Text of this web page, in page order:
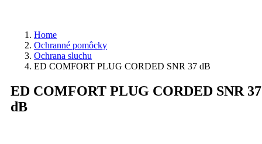
Home
Ochranné pomôcky
Ochrana sluchu
ED COMFORT PLUG CORDED SNR 37 dB
ED COMFORT PLUG CORDED SNR 37
dB